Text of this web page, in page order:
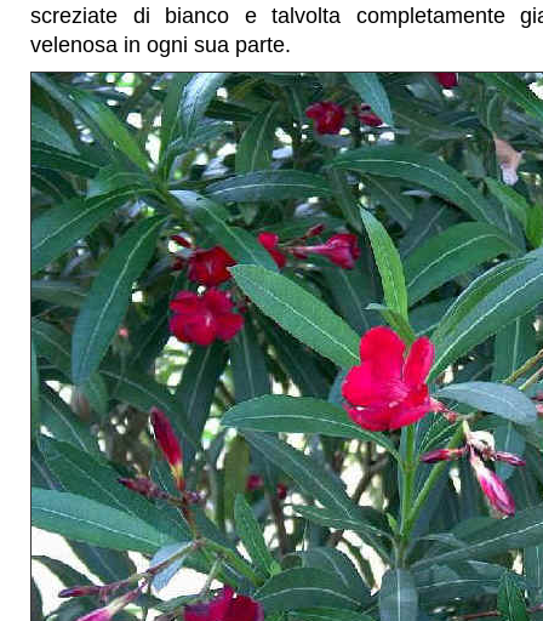
screziate di bianco e talvolta completamente
velenosa in ogni sua parte.